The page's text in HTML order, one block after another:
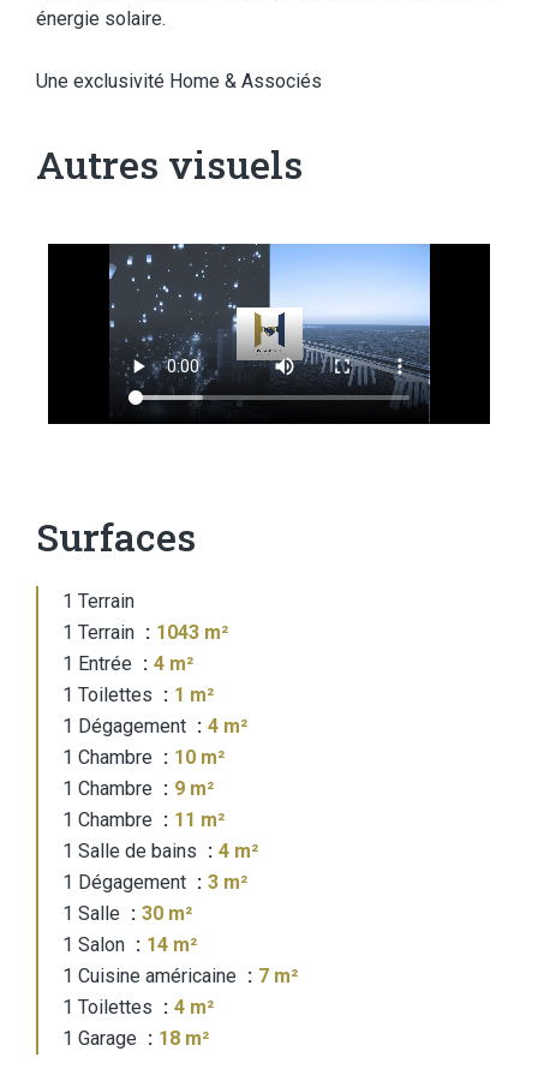
énergie solaire.
Une exclusivité Home & Associés
Autres visuels
Surfaces
1 Terrain
1 Terrain
1043 m²
1 Entrée
4 m²
1 Toilettes
1 m²
1 Dégagement
4 m²
1 Chambre
10 m²
1 Chambre
9 m²
1 Chambre
11 m²
1 Salle de bains
4 m²
1 Dégagement
3 m²
1 Salle
30 m²
1 Salon
14 m²
1 Cuisine américaine
7 m²
1 Toilettes
4 m²
1 Garage
18 m²